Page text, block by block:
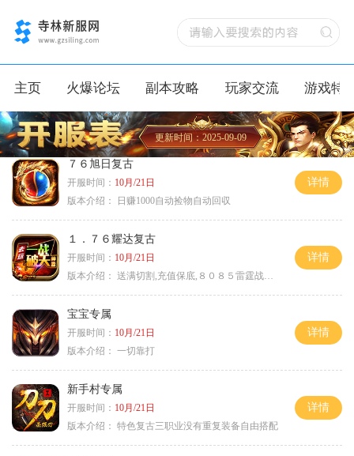
主页 火爆论坛 副本攻略 玩家交流 游戏特
更新时间：2025-09-09
７６旭日复古
开服时间： 10月/21日
版本介绍：
日赚1000自动捡物自动回収
详情
１．７６耀达复古
开服时间： 10月/21日
版本介绍： 送满切割,充值保底,８０８５雷霆战神微变
详情
宝宝专属
开服时间： 10月/21日
版本介绍： 一切靠打
详情
新手村专属
开服时间： 10月/21日
版本介绍： 特色复古三职业没有重复装备自由搭配
详情